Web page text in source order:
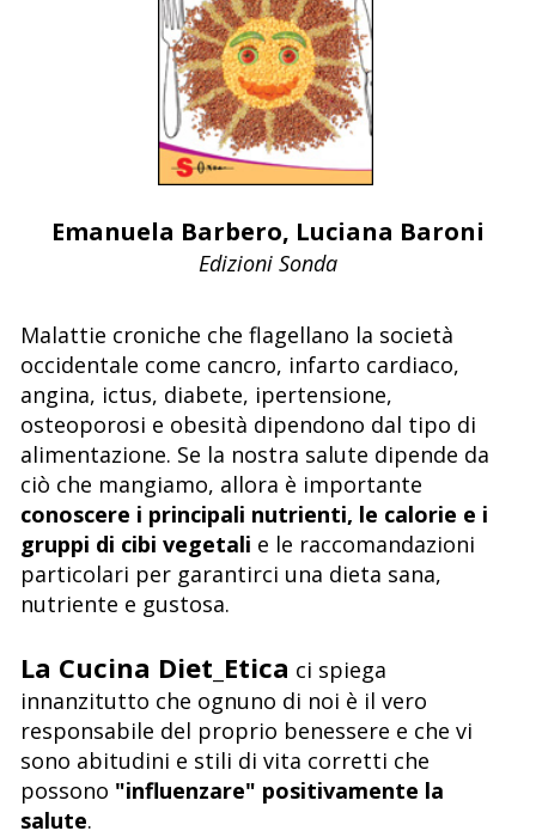
Emanuela Barbero, Luciana Baroni
Edizioni Sonda
Malattie croniche che flagellano la società
occidentale come cancro, infarto cardiaco,
angina, ictus, diabete, ipertensione,
osteoporosi e obesità dipendono dal tipo di
alimentazione. Se la nostra salute dipende da
ciò che mangiamo, allora è importante
conoscere i principali nutrienti, le calorie e i
gruppi di cibi vegetali e le raccomandazioni
particolari per garantirci una dieta sana,
nutriente e gustosa.
La Cucina Diet_Etica ci spiega
innanzitutto che ognuno di noi è il vero
responsabile del proprio benessere e che vi
sono abitudini e stili di vita corretti che
possono "influenzare" positivamente la
salute.